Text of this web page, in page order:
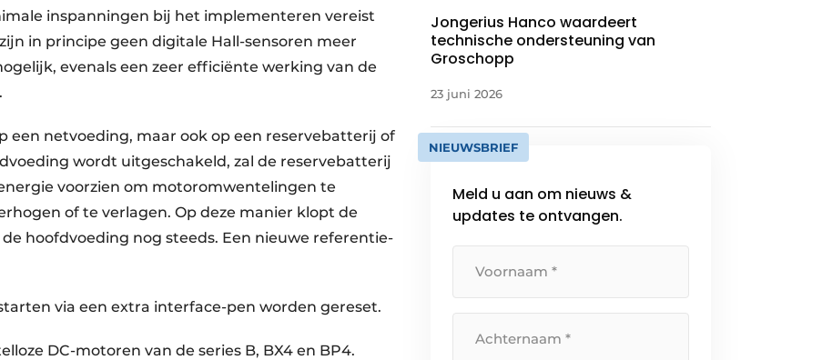
inspanningen bij het implementeren vereist
in principe geen digitale Hall-sensoren meer
evenals een zeer efficiënte werking van de
een netvoeding, maar ook op een reservebatterij of
wordt uitgeschakeld, zal de reservebatterij
voorzien om motoromwentelingen te
of te verlagen. Op deze manier klopt de
hoofdvoeding nog steeds. Een nieuwe referentie-
via een extra interface-pen worden gereset.
DC-motoren van de series B, BX4 en BP4.
Jongerius Hanco waardeert
technische ondersteuning van
Groschopp
23 juni 2026
NIEUWSBRIEF
Meld u aan om nieuws &
updates te ontvangen.